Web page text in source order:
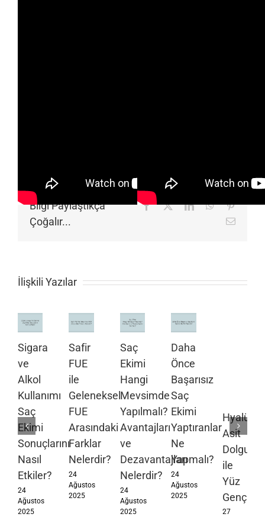
Bilgi Paylaştıkça
Çoğalır...
Facebook
X LinkedInWhatsApp
E-
İlişkili Yazılar
Sigara
ve
Alkol
Kullanımı
Saç
Ekimi
Sonuçlarını
Nasıl
Etkiler?
24
Ağustos
2025
Safir
FUE
ile
Geleneksel
FUE
Arasındaki
Farklar
Nelerdir?
24
Ağustos
2025
Saç
Ekimi
Hangi
Mevsimde
Yapılmalı?
Avantajları
ve
Dezavantajları
Nelerdir?
24
Ağustos
2025
Daha
Önce
Başarısız
Saç
Ekimi
Yaptıranlar
Ne
Yapmalı?
24
Ağustos
2025
Asit
Dolgusu
ile
Yüz
27